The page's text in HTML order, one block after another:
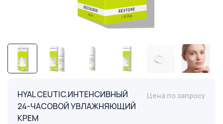
HYAL CEUTIC.ИНТЕНСИВНЫЙ
24-ЧАСОВОЙ УВЛАЖНЯЮЩИЙ
КРЕМ
Цена по запросу